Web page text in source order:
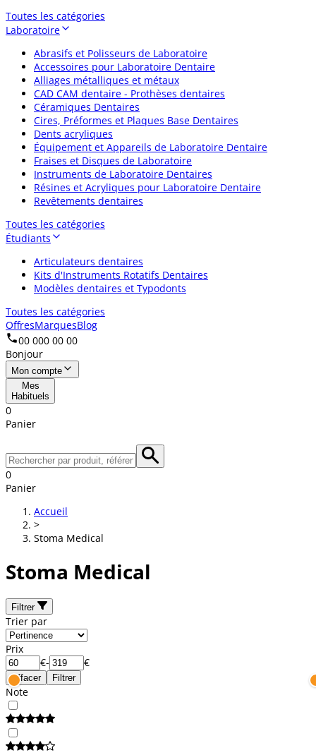
Toutes les catégories
Laboratoire
Abrasifs et Polisseurs de Laboratoire
Accessoires pour Laboratoire Dentaire
Alliages métalliques et métaux
CAD CAM dentaire - Prothèses dentaires
Céramiques Dentaires
Cires, Préformes et Plaques Base Dentaires
Dents acryliques
Équipement et Appareils de Laboratoire Dentaire
Fraises et Disques de Laboratoire
Instruments de Laboratoire Dentaires
Résines et Acryliques pour Laboratoire Dentaire
Revêtements dentaires
Toutes les catégories
Étudiants
Articulateurs dentaires
Kits d'Instruments Rotatifs Dentaires
Modèles dentaires et Typodonts
Toutes les catégories
OffresMarquesBlog
00 000 00 00
Bonjour
Mon compte
Mes
Habituels
0
Panier
0
Panier
Accueil
>
Stoma Medical
Stoma Medical
Filtrer
Trier par
Prix
€- €
Effacer Filtrer
Note